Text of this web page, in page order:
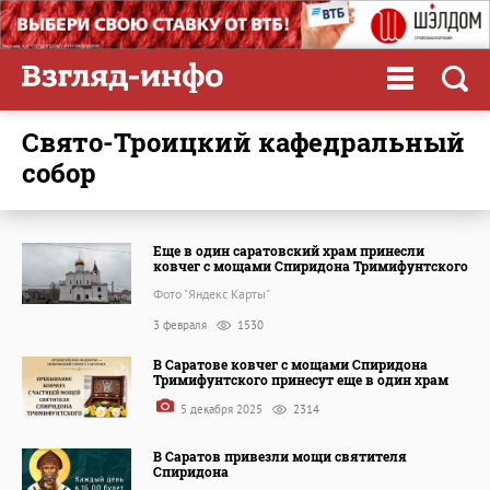
Свято-Троицкий кафедральный
собор
Еще в один саратовский храм принесли
ковчег с мощами Спиридона Тримифунтского
Фото "Яндекс Карты"
3 февраля 1530
В Саратове ковчег с мощами Спиридона
Тримифунтского принесут еще в один храм
5 декабря 2025 2314
В Саратов привезли мощи святителя
Спиридона